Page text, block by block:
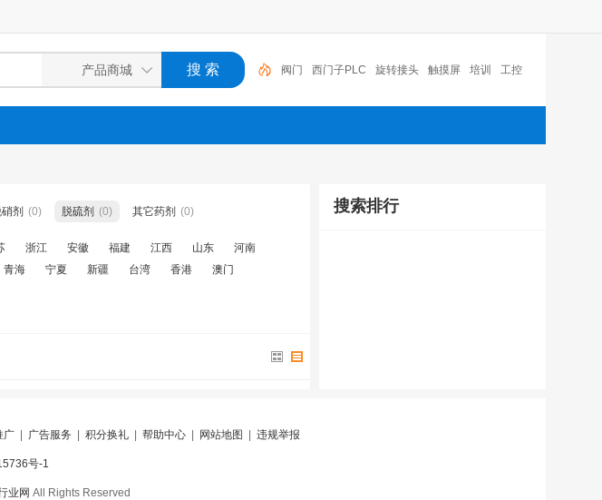
阀门 西门子PLC 旋转接头 触摸屏 培训 工控
工控机 变送器 球阀 plc 阀门
硝剂 (0) 脱硫剂 (0) 其它药剂 (0)
浙江 安徽 福建 江西 山东
河南
青海 宁夏 新疆 台湾 香港 澳门
搜索排行
广 广告服务 积分换礼 帮助中心 网站地图 违规举报
号-1
业网 All Rights Reserved